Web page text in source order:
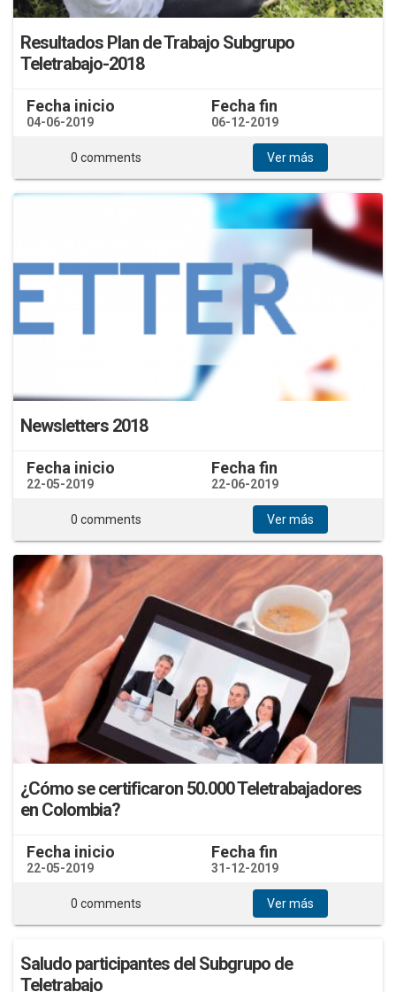
Resultados Plan de Trabajo Subgrupo
Teletrabajo-2018
Fecha inicio
04-06-2019
Fecha fin
06-12-2019
0 comments Ver más
Newsletters 2018
Fecha inicio
22-05-2019
Fecha fin
22-06-2019
0 comments Ver más
¿Cómo se certificaron 50.000 Teletrabajadores
en Colombia?
Fecha inicio
22-05-2019
Fecha fin
31-12-2019
0 comments Ver más
Saludo participantes del Subgrupo de
Teletrabajo